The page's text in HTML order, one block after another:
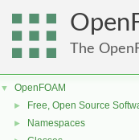
The
▼ OpenFOAM
► Free, Open Source
► Namespaces